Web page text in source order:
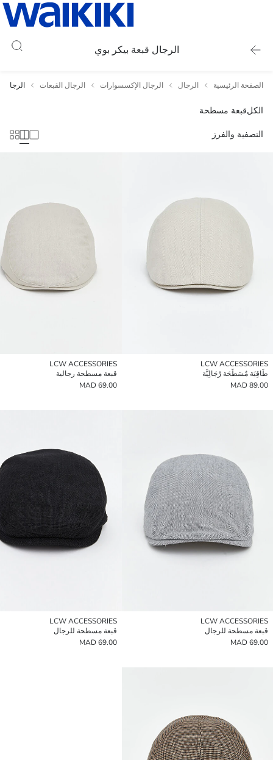
الرجال قبعة بيكر بوي
الصفحة الرئيسية الرجال الرجال الإكسسوارات الرجال القبعات الرجال
الكلقبعة مسطحة
التصفية والفرز
LCW ACCESSORIES
طَاقِيَة مُسَطَّحَة رْجَالِيَّة
89.00 MAD
LCW ACCESSORIES
قبعة مسطحة رجالية
69.00 MAD
LCW ACCESSORIES
قبعة مسطحة للرجال
69.00 MAD
LCW ACCESSORIES
قبعة مسطحة للرجال
69.00 MAD